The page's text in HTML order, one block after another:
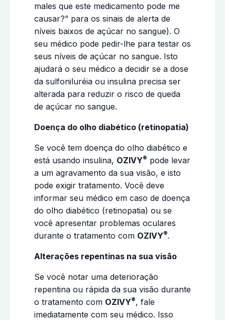
males que este medicamento pode me
causar?” para os sinais de alerta de
níveis baixos de açúcar no sangue). O
seu médico pode pedir-lhe para testar os
seus níveis de açúcar no sangue. Isto
ajudará o seu médico a decidir se a dose
da sulfoniluréia ou insulina precisa ser
alterada para reduzir o risco de queda
de açúcar no sangue.
Doença do olho diabético (retinopatia)
Se você tem doença do olho diabético e
está usando insulina, OZIVY® pode levar
a um agravamento da sua visão, e isto
pode exigir tratamento. Você deve
informar seu médico em caso de doença
do olho diabético (retinopatia) ou se
você apresentar problemas oculares
durante o tratamento com OZIVY®.
Alterações repentinas na sua visão
Se você notar uma deterioração
repentina ou rápida da sua visão durante
o tratamento com OZIVY®, fale
imediatamente com seu médico. Isso